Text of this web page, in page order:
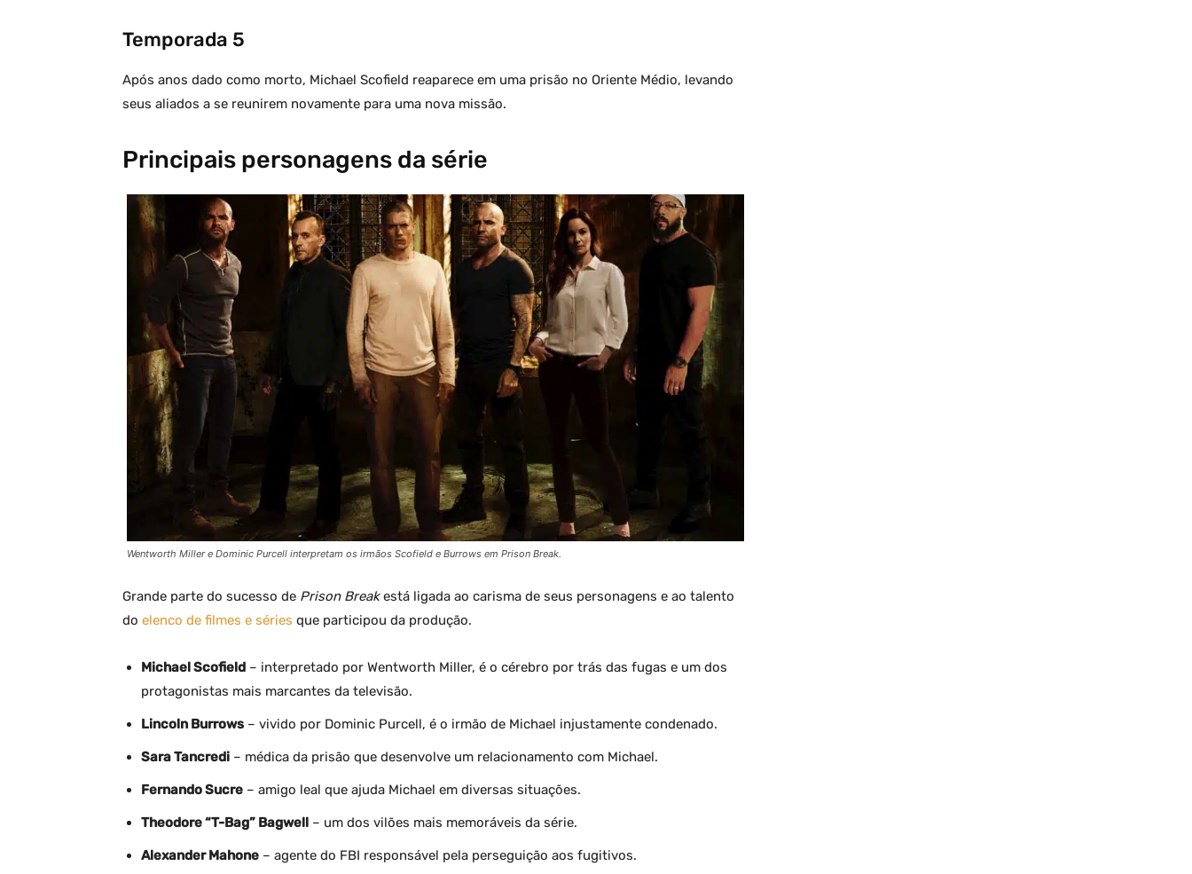
Temporada 5
Após anos dado como morto, Michael Scofield reaparece em uma prisão no Oriente Médio, levando
seus aliados a se reunirem novamente para uma nova missão.
Principais personagens da série
Wentworth Miller e Dominic Purcell interpretam os irmãos Scofield e Burrows em Prison Break.
Grande parte do sucesso de Prison Breakestá ligada ao carisma de seus personagens e ao talento
do elenco de filmes e séries que participou da produção.
Michael Scofield – interpretado por Wentworth Miller, é o cérebro por trás das fugas e um dos
protagonistas mais marcantes da televisão.
Lincoln Burrows – vivido por Dominic Purcell, é o irmão de Michael injustamente condenado.
Sara Tancredi – médica da prisão que desenvolve um relacionamento com Michael.
Fernando Sucre – amigo leal que ajuda Michael em diversas situações.
Theodore “T-Bag” Bagwell – um dos vilões mais memoráveis da série.
Alexander Mahone – agente do FBI responsável pela perseguição aos fugitivos.